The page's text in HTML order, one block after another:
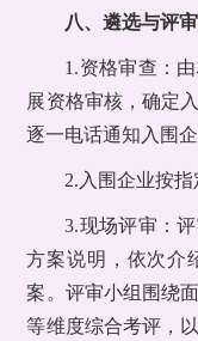
八、遴选与评
1.资格审查：
展资格审核，确定
逐一电话通知入围
2.入围企业按
3.现场评审：
方案说明，依次介
案。评审小组围绕
等维度综合考评，